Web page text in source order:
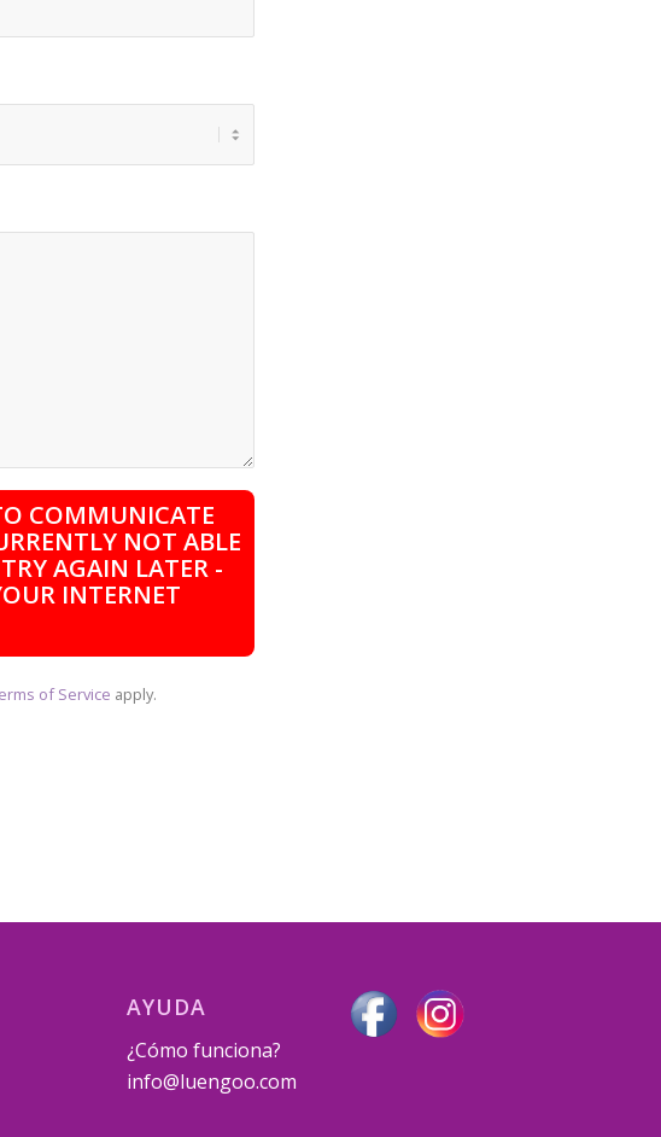
COMMUNICATE
NOT ABLE
AGAIN LATER -
INTERNET
of Service apply.
AYUDA
¿Cómo funciona?
info@luengoo.com